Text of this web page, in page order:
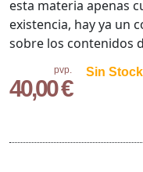
pvp.
40,00 €
Sin
esta materia apenas
existencia, hay ya un
sobre los contenidos